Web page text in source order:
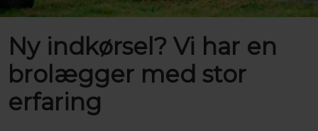
Ny indkørsel? Vi har en
brolægger med stor
erfaring